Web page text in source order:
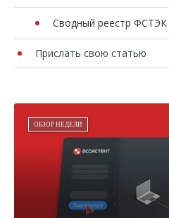
Сводный реестр ФСТЭК
Прислать свою статью
ОБЗОР НЕДЕЛИ